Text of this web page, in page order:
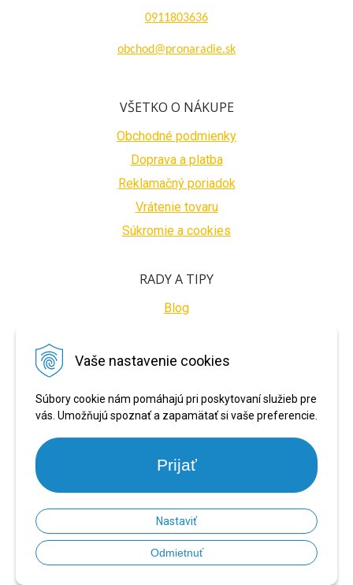
Vaše nastavenie cookies
Súbory cookie nám pomáhajú pri poskytovaní služieb pre
vás. Umožňujú spoznať a zapamätať si vaše preferencie.
Prijať
Nastaviť
Odmietnuť
0911803636
obchod@pronaradie.sk
VŠETKO O NÁKUPE
Obchodné podmienky
Doprava a platba
Reklamačný poriadok
Vrátenie tovaru
Súkromie a cookies
RADY A TIPY
Blog
BEZPEČNÉ PLATBY
© 2026 PRONARADIE.SK • NextShop & e-shop Pohoda Connector NextCom